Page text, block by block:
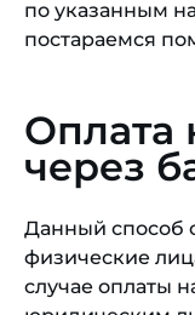
по указанным
постараемся
Оплата
через
Данный способ
физические
случае оплаты